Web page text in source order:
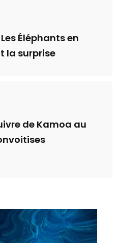
Éléphants en
la surprise
de Kamoa au